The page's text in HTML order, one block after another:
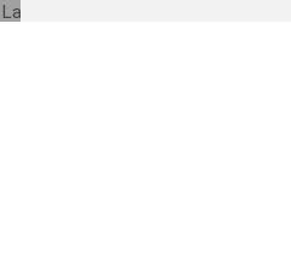
Lanko s trojháčkem